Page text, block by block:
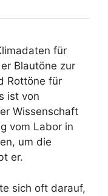
für
Blautöne zur
Rottöne für
ist von
Wissenschaft
vom Labor in
um die
er.
sich oft darauf,